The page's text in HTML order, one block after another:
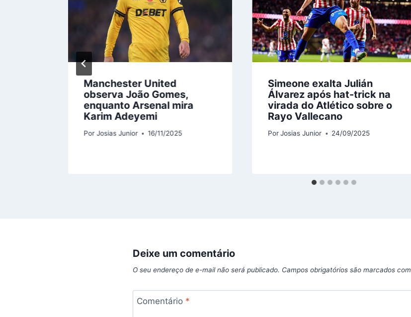
Manchester United
observa João Gomes,
enquanto Arsenal mira
Karim Adeyemi
PorJosias Junior 16/11/2025
Simeone exalta Julián
Álvarez após hat-trick na
virada do Atlético sobre o
Rayo Vallecano
PorJosias Junior 24/09/2025
Deixe um comentário
O seu endereço de e-mail não será publicado. Campos obrigatórios são marcados com
Comentário *